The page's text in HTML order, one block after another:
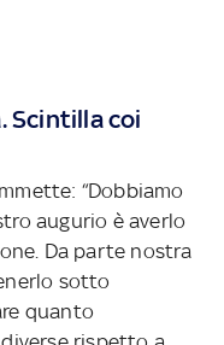
Scintilla coi
“Dobbiamo
augurio è averlo
Da parte nostra
sotto
quanto